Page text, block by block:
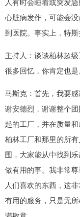
心脏病发作，可能会
到医院。事实上，特斯
主持人：谈谈柏林超
很多回忆，你肯定也
马斯克：首先，我要
谢安德烈，谢谢整个
起的工厂，并在质量
柏林工厂和那里的所
围，大家能从中找到
做有用的事。我非常
人们喜欢的东西，这
有用的服务，只是无